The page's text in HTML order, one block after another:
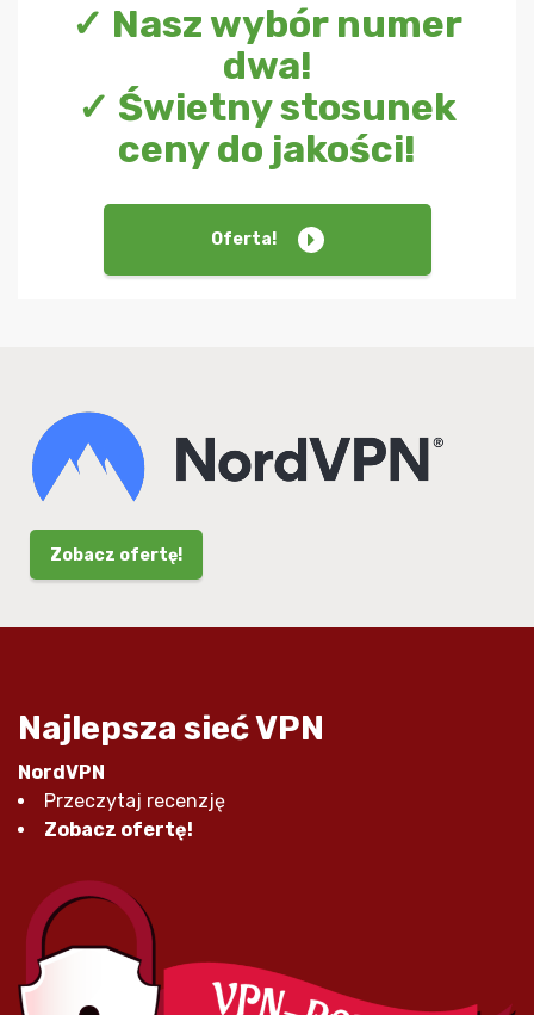
✓ Nasz wybór numer
dwa!
✓ Świetny stosunek
ceny do jakości!
Oferta!
Zobacz ofertę!
Najlepsza sieć VPN
NordVPN
Przeczytaj recenzję
Zobacz ofertę!